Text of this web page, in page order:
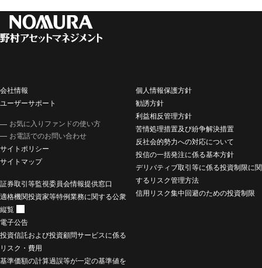
会社情報
ユーザーサポート
お気に入りファンドの使い方
お電話でのお問い合わせ
サイトポリシー
サイトマップ
個人情報保護方針
勧誘方針
利益相反管理方針
苦情処理措置及び紛争解決措置
反社会的勢力への対応について
投信の一括発注に係る基本方針
デリバティブ取引等に係る投資制限に関
するリスク管理方法
信用リスク集中回避のための投資制限
証券取引等監視委員会情報提供窓口
適格機関投資家等特例業務に関する公衆
縦覧
電子公告
投資信託および投資顧問サービスに係る
リスク・費用
基準価額の計算過誤等が一定の基準値を